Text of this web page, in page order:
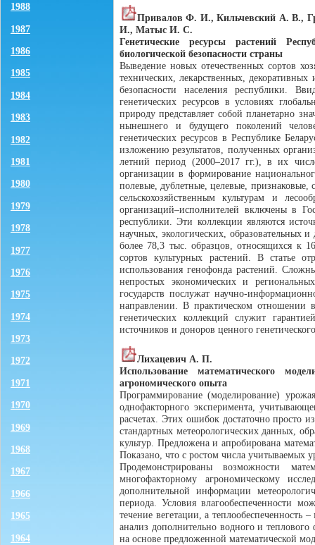
1988
1987
1986
1985
1984
1983
1982
1981
1980
1979
1978
1977
1976
1975
1974
1973
1972
1971
1970
1969
1968
1967
1966
1965
1964
Привалов Ф. И., Кильчевский А. В.,
И., Матыс И. С.
Генетические ресурсы растений
биологической безопасности страны
Выведение новых отечественных сортов
технических, лекарственных,
безопасности населения республики.
генетических ресурсов в условиях
природу представляет собой планетарно
нынешнего и будущего поколений
генетических ресурсов в Республике
изложению результатов, полученных
летний период (2000–2017 гг.), в их
организации в формирование
полевые, дублетные, целевые,
сельскохозяйственным культурам и
организаций–исполнителей включены в
республики. Эти коллекции являются
научных, экологических, образовательных
более 78,3 тыс. образцов, относящихся к
сортов культурных растений. В статье
использования генофонда растений.
непростых экономических и
государств послужат научно-
направлении. В практическом отношении
генетических коллекций служит
источников и доноров ценного
Лихацевич А. П.
Использование математического
агрономического опыта
Программирование (моделирование)
однофакторного эксперимента,
расчетах. Этих ошибок достаточно просто
стандартных метеорологических данных,
культур. Предложена и апробирована
Показано, что с ростом числа учитываемых
Продемонстрированы возможности
многофакторному агрономическому
дополнительной информации
периода. Условия влагообеспеченности
течение вегетации, а
анализ дополнительно водного и
на основе предложенной математической